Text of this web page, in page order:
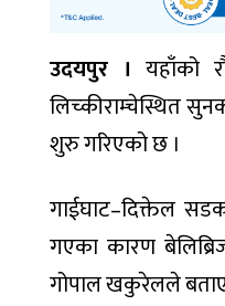
उदयपुर । यहाँको
लिच्कीराम्चेस्थित
शुरु गरिएको छ ।
गाईघाट–दिक्तेल
गएका कारण
गोपाल खकुरेलले